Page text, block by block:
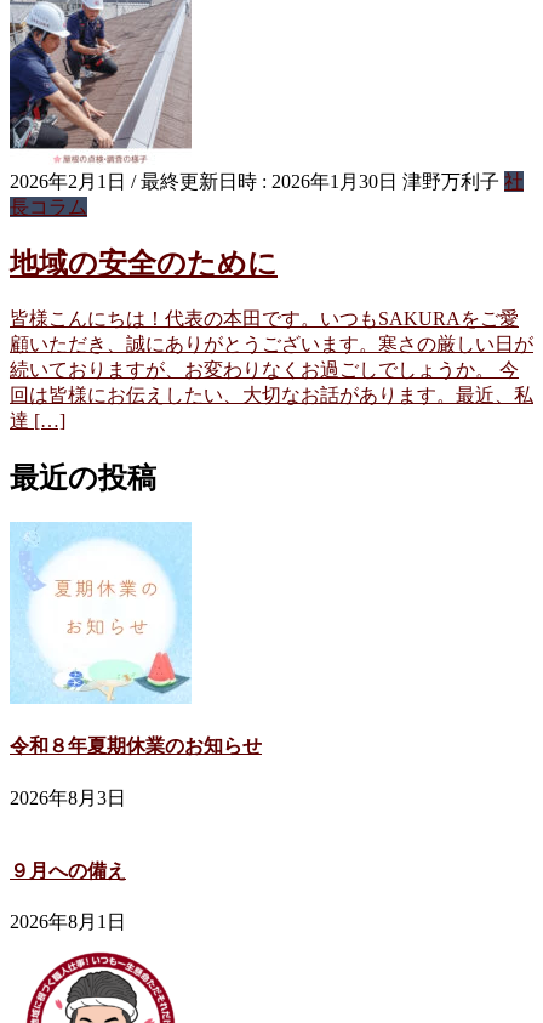
2026年2月1日 / 最終更新日時 : 2026年1月30日 津野万利子 社
長コラム
地域の安全のために
皆様こんにちは！代表の本田です。いつもSAKURAをご愛
顧いただき、誠にありがとうございます。寒さの厳しい日が
続いておりますが、お変わりなくお過ごしでしょうか。 今
回は皆様にお伝えしたい、大切なお話があります。最近、私
達 […]
最近の投稿
令和８年夏期休業のお知らせ
2026年8月3日
９月への備え
2026年8月1日